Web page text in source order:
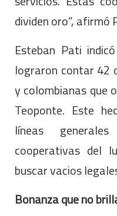
dividen oro”, afirmó
Esteban Pati
lograron contar 42
y colombianas que
Teoponte. Este
líneas
cooperativas del
buscar vacios
Bonanza que no